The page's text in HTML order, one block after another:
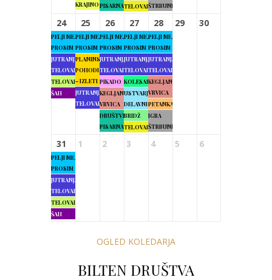
KRAJINOPISARNATELOVADBAŠTRBUNK
24
PELJI ME,
PROSIM
JUTRANJA
TELOVADBA
TELOVADBA
ŠAH
25
PELJI ME,
PROSIM
PLANINSKI
POHODI
– IZLETI
JUTRANJA
TELOVADBA
26
PELJI ME,
PROSIM
JUTRANJA
TELOVADBA
PIKADO
KEGLJANJE
VRVICA
DRUŠTVENA
PISARNA
27
PELJI ME,
PROSIM
JUTRANJA
TELOVADBA
KOLESARJENJE
USTVARJALNE
DELAVNICE
BRIDŽ
TELOVADBA
28
PELJI ME,
PROSIM
JUTRANJA
TELOVADBA
KEGLJANJE
VRVICA
PETANKA
IGRA
ŠTRBUNK
29 30
31
PELJI ME,
PROSIM
JUTRANJA
TELOVADBA
TELOVADBA
ŠAH
1 2 3 4 5 6
OGLED KOLEDARJA
BILTEN DRUŠTVA